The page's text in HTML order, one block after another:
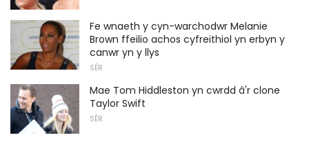
Fe wnaeth y cyn-warchodwr Melanie
Brown ffeilio achos cyfreithiol yn erbyn y
canwr yn y llys
SÊR
Mae Tom Hiddleston yn cwrdd â'r clone
Taylor Swift
SÊR